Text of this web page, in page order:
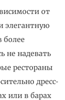
от
элегантную
более
не надевать
рестораны
дресс-
или в барах